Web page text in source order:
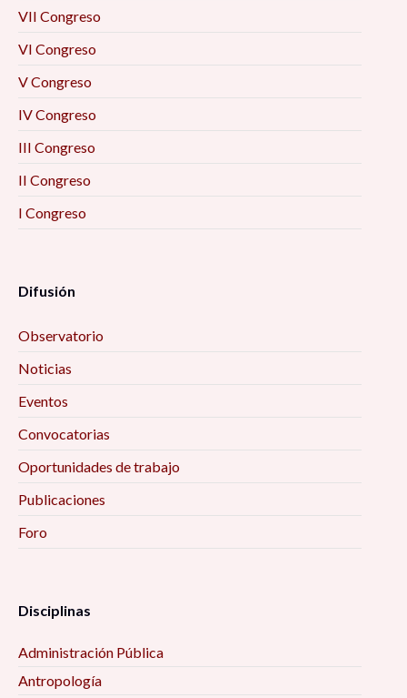
VII Congreso
VI Congreso
V Congreso
IV Congreso
III Congreso
II Congreso
I Congreso
Difusión
Observatorio
Noticias
Eventos
Convocatorias
Oportunidades de trabajo
Publicaciones
Foro
Disciplinas
Administración Pública
Antropología